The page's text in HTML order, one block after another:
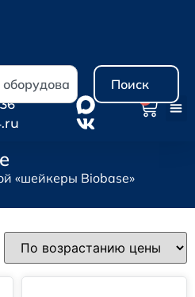
Поиск
«шейкеры Biobase»